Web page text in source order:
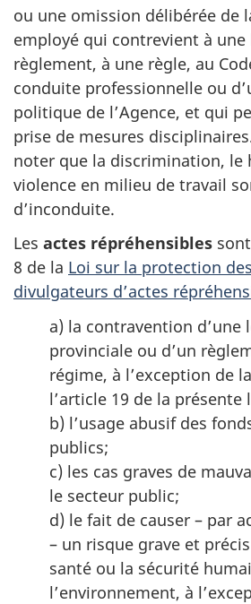
ou une omission délibérée de
employé qui contrevient à une
règlement, à une règle, au
conduite professionnelle ou
politique de l’Agence, et qui
prise de mesures
noter que la discrimination, le
violence en milieu de travail
d’inconduite.
Les actes répréhensibles
8 de la Loi sur la protection
divulgateurs d’actes
a) la contravention d’une
provinciale ou d’un
régime, à l’exception de
l’article 19 de la présente
b) l’usage abusif des
publics;
c) les cas graves de
le secteur public;
d) le fait de causer – par
– un risque grave et
santé ou la sécurité
l’environnement, à